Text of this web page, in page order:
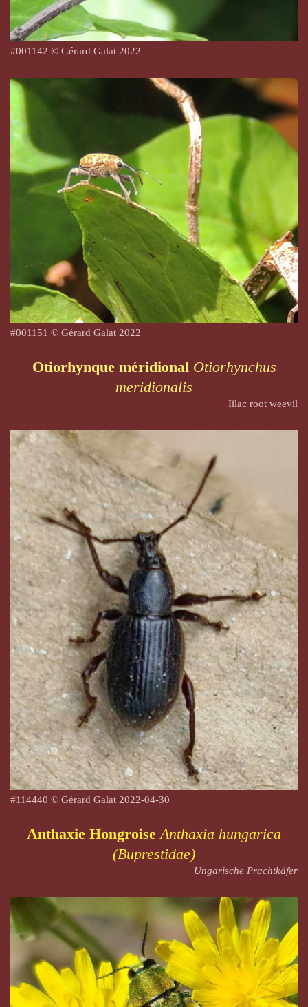
#001142 © Gérard Galat 2022
#001151 © Gérard Galat 2022
Otiorhynque méridional Otiorhynchus
meridionalis
Iilac root weevil
#114440 © Gérard Galat 2022-04-30
Anthaxie Hongroise Anthaxia hungarica
(Buprestidae)
Ungarische Prachtkäfer